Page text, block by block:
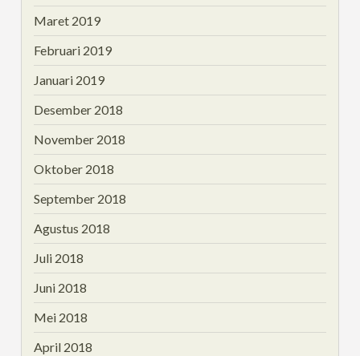
Maret 2019
Februari 2019
Januari 2019
Desember 2018
November 2018
Oktober 2018
September 2018
Agustus 2018
Juli 2018
Juni 2018
Mei 2018
April 2018